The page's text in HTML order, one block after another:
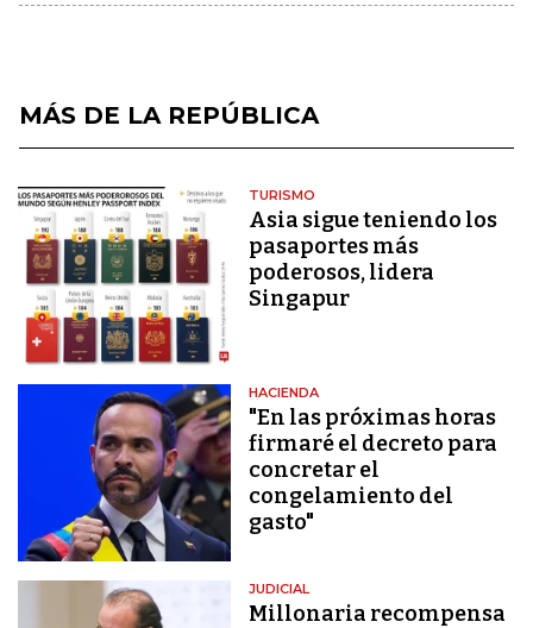
MÁS DE LA REPÚBLICA
TURISMO
Asia sigue teniendo los
pasaportes más
poderosos, lidera
Singapur
HACIENDA
"En las próximas horas
firmaré el decreto para
concretar el
congelamiento del
gasto"
JUDICIAL
Millonaria recompensa